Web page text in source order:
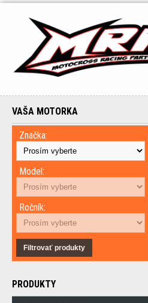
VAŠA MOTORKA
Značka:
Model:
Ročník:
Filtrovať produkty
PRODUKTY